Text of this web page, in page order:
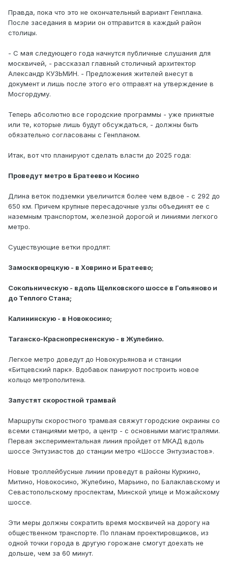
Правда, пока что это не окончательный вариант Генплана.
После заседания в мэрии он отправится в каждый район
столицы.
- С мая следующего года начнутся публичные слушания для
москвичей, - рассказал главный столичный архитектор
Александр КУЗЬМИН. - Предложения жителей внесут в
документ и лишь после этого его отправят на утверждение в
Мосгордуму.
Теперь абсолютно все городские программы - уже принятые
или те, которые лишь будут обсуждаться, - должны быть
обязательно согласованы с Генпланом.
Итак, вот что планируют сделать власти до 2025 года:
Проведут метро в Братеево и Косино
Длина веток подземки увеличится более чем вдвое - с 292 до
650 км. Причем крупные пересадочные узлы объединят ее с
наземным транспортом, железной дорогой и линиями легкого
метро.
Существующие ветки продлят:
Замоскворецкую - в Ховрино и Братеево;
Сокольническую - вдоль Щелковского шоссе в Гольяново и
до Теплого Стана;
Калининскую - в Новокосино;
Таганско-Краснопресненскую - в Жулебино.
Легкое метро доведут до Новокурьянова и станции
«Битцевский парк». Вдобавок панируют построить новое
кольцо метрополитена.
Запустят скоростной трамвай
Маршруты скоростного трамвая свяжут городские окраины со
всеми станциями метро, а центр - с основными магистралями.
Первая экспериментальная линия пройдет от МКАД вдоль
шоссе Энтузиастов до станции метро «Шоссе Энтузиастов».
Новые троллейбусные линии проведут в районы Куркино,
Митино, Новокосино, Жулебино, Марьино, по Балаклавскому и
Севастопольскому проспектам, Минской улице и Можайскому
шоссе.
Эти меры должны сократить время москвичей на дорогу на
общественном транспорте. По планам проектировщиков, из
одной точки города в другую горожане смогут доехать не
дольше, чем за 60 минут.